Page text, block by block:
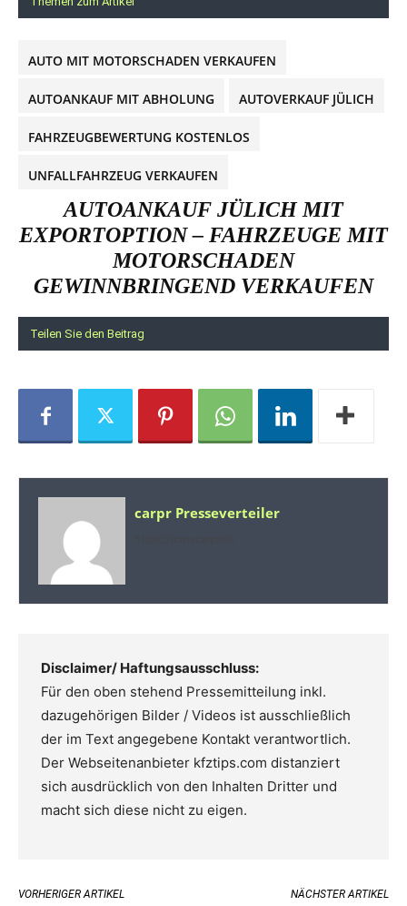
AUTO MIT MOTORSCHADEN VERKAUFEN
AUTOANKAUF MIT ABHOLUNG AUTOVERKAUF JÜLICH
FAHRZEUGBEWERTUNG KOSTENLOS
UNFALLFAHRZEUG VERKAUFEN
AUTOANKAUF JÜLICH MIT
EXPORTOPTION – FAHRZEUGE MIT
MOTORSCHADEN
GEWINNBRINGEND VERKAUFEN
Teilen Sie den Beitrag
carpr Presseverteiler
Disclaimer/ Haftungsausschluss:
Für den oben stehend Pressemitteilung inkl.
dazugehörigen Bilder / Videos ist ausschließlich
der im Text angegebene Kontakt verantwortlich.
Der Webseitenanbieter kfztips.com distanziert
sich ausdrücklich von den Inhalten Dritter und
macht sich diese nicht zu eigen.
VORHERIGER ARTIKEL NÄCHSTER ARTIKEL